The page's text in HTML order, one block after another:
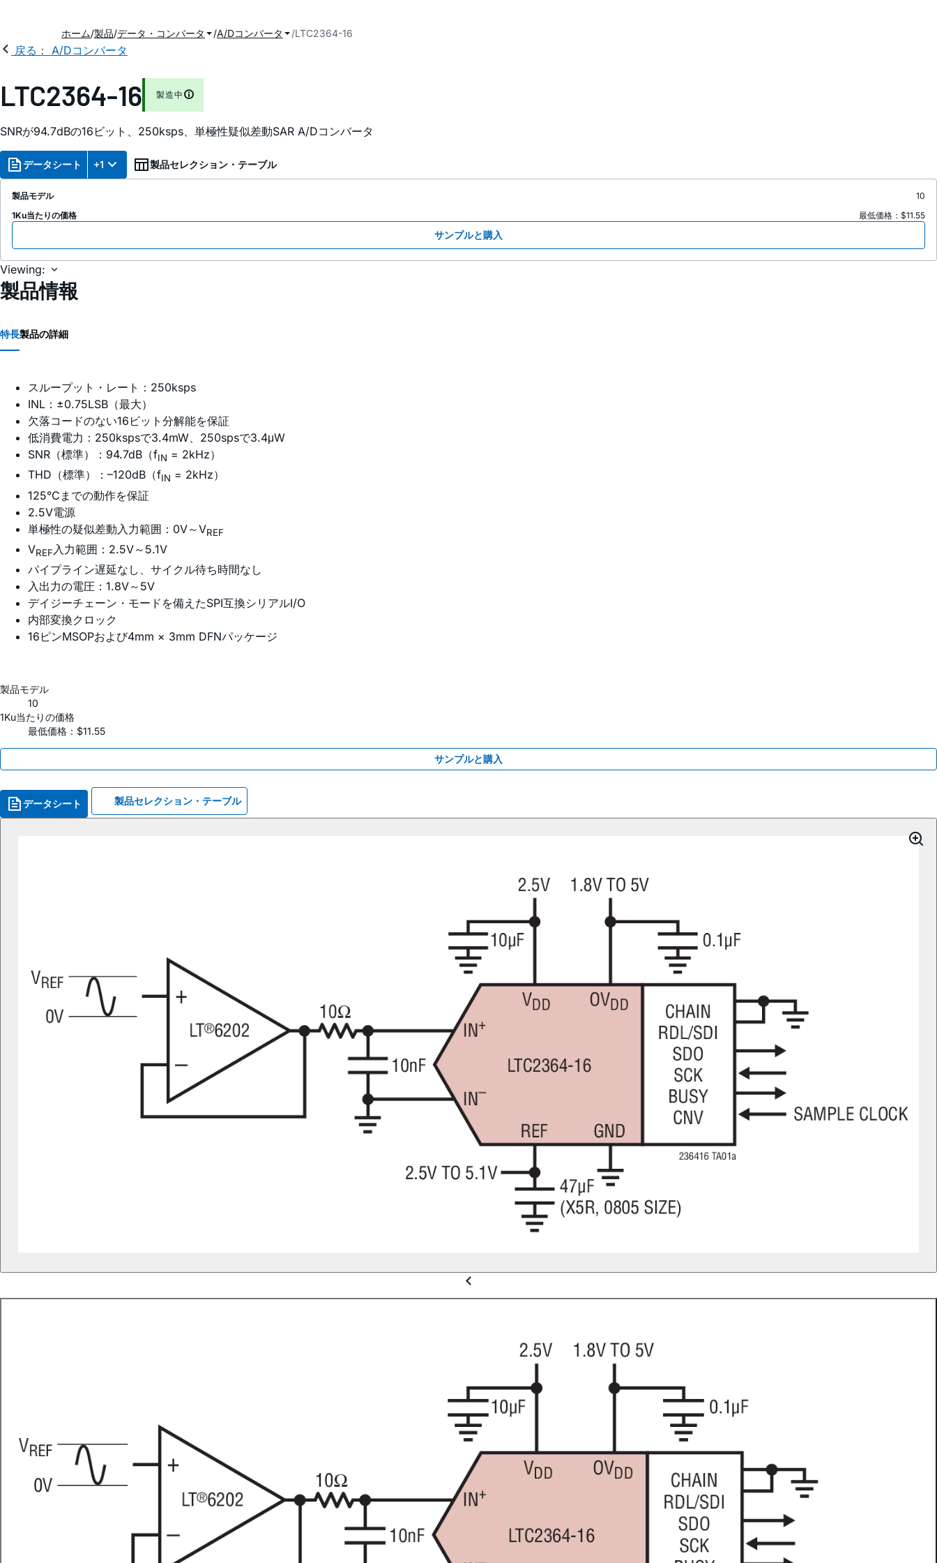
ホーム 製品 データ・コンバータ A/Dコンバータ LTC2364-16
戻る： A/Dコンバータ
LTC2364-16 製造中
SNRが94.7dBの16ビット、250ksps、単極性疑似差動SAR A/Dコンバータ
データシート +1 製品セレクション・テーブル
製品モデル
10
1Ku当たりの価格
最低価格：$11.55
サンプルと購入
Viewing:
製品情報
特長製品の詳細
スループット・レート：250ksps
INL：±0.75LSB（最大）
欠落コードのない16ビット分解能を保証
低消費電力：250kspsで3.4mW、250spsで3.4μW
SNR（標準）：94.7dB（fIN = 2kHz）
THD（標準）：–120dB（fIN = 2kHz）
125°Cまでの動作を保証
2.5V電源
単極性の疑似差動入力範囲：0V～VREF
VREF 入力範囲：2.5V～5.1V
パイプライン遅延なし、サイクル待ち時間なし
入出力の電圧：1.8V～5V
デイジーチェーン・モードを備えたSPI互換シリアルI/O
内部変換クロック
16ピンMSOPおよび4mm × 3mm DFNパッケージ
製品モデル
10
1Ku当たりの価格
最低価格：$11.55
サンプルと購入
データシート 製品セレクション・テーブル